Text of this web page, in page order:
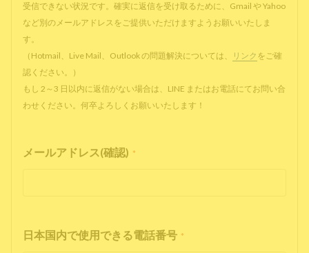
受信できない状況です。確実に返信を受け取るために、Gmail や Yahoo
など別のメールアドレスをご提供いただけますようお願いいたしま
す。
（Hotmail、Live Mail、Outlook の問題解決については、
リンク をご確
認ください。）
もし 2～3 日以内に返信がない場合は、LINE またはお電話にてお問い合
わせください。何卒よろしくお願いいたします！
メールアドレス(確認) *
日本国内で使用できる電話番号 *